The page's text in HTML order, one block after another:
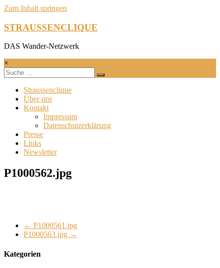
Zum Inhalt springen
STRAUSSENCLIQUE
DAS Wander-Netzwerk
×
Straussenclique
Über uns
Kontakt
Impressum
Datenschutzerklärung
Presse
Links
Newsletter
P1000562.jpg
← P1000561.jpg
P1000563.jpg →
Kategorien